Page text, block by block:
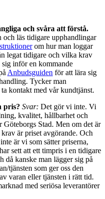
och svåra att förstå.
och läs tidigare upphandlingar
om hur man loggar
legat tidigare och vilka krav
sig inför en kommande
Anbudsguiden för att lära sig
Tycker man
kontakt med vår kundtjänst.
pris? Svar: Det gör vi inte. Vi
kvalitet, hållbarhet och
Göteborgs Stad. Men om det är
är priset avgörande. Och
är vi som sätter priserna,
sett att ett timpris i en tidigare
då kanske man lägger sig på
tjänsten som ger oss den
varan eller tjänsten i rätt tid.
med seriösa leverantörer